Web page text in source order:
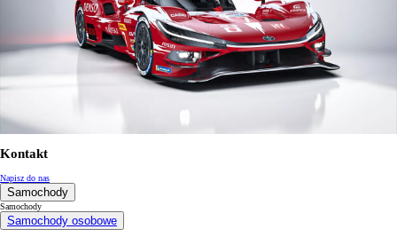
Kontakt
Napisz do nas
Samochody
Samochody
Samochody osobowe